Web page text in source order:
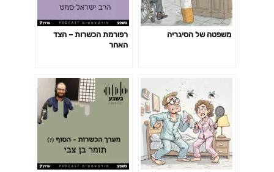
משפטה של הסיגריה
רפורמת הכשרות – הצד
האחר